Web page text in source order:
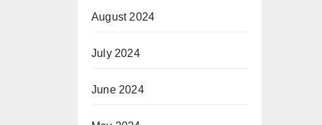
August 2024
July 2024
June 2024